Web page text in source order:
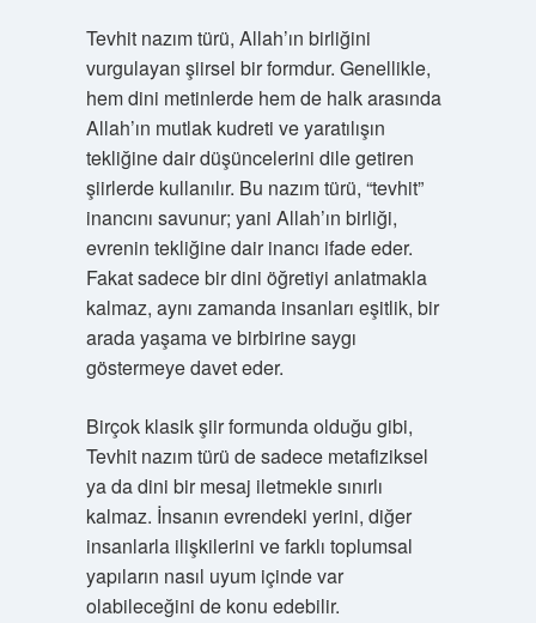
Tevhit nazım türü, Allah’ın birliğini
vurgulayan şiirsel bir formdur. Genellikle,
hem dini metinlerde hem de halk arasında
Allah’ın mutlak kudreti ve yaratılışın
tekliğine dair düşüncelerini dile getiren
şiirlerde kullanılır. Bu nazım türü, “tevhit”
inancını savunur; yani Allah’ın birliği,
evrenin tekliğine dair inancı ifade eder.
Fakat sadece bir dini öğretiyi anlatmakla
kalmaz, aynı zamanda insanları eşitlik, bir
arada yaşama ve birbirine saygı
göstermeye davet eder.
Birçok klasik şiir formunda olduğu gibi,
Tevhit nazım türü de sadece metafiziksel
ya da dini bir mesaj iletmekle sınırlı
kalmaz. İnsanın evrendeki yerini, diğer
insanlarla ilişkilerini ve farklı toplumsal
yapıların nasıl uyum içinde var
olabileceğini de konu edebilir.